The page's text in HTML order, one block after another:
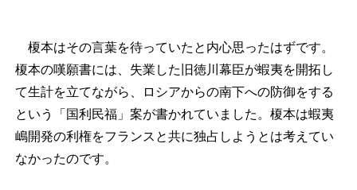
榎本はその言葉を待っていたと内心思ったはずです。
榎本の嘆願書には、失業した旧徳川幕臣が蝦夷を開拓し
て生計を立てながら、ロシアからの南下への防御をする
という「国利民福」案が書かれていました。榎本は蝦夷
嶋開発の利権をフランスと共に独占しようとは考えてい
なかったのです。